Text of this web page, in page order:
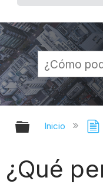
Inicio
¿Qué